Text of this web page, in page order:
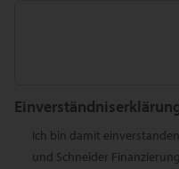
Ich bin damit
und Schneider